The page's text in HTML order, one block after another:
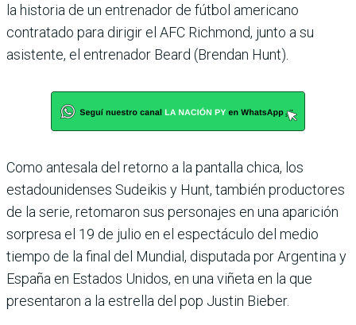
la historia de un entrenador de fútbol americano
contratado para dirigir el AFC Richmond, junto a su
asistente, el entrenador Beard (Brendan Hunt).
Como antesala del retorno a la pantalla chica, los
estadounidenses Sudeikis y Hunt, también productores
de la serie, retomaron sus personajes en una aparición
sorpresa el 19 de julio en el espectáculo del medio
tiempo de la final del Mundial, disputada por Argentina y
España en Estados Unidos, en una viñeta en la que
presentaron a la estrella del pop Justin Bieber.